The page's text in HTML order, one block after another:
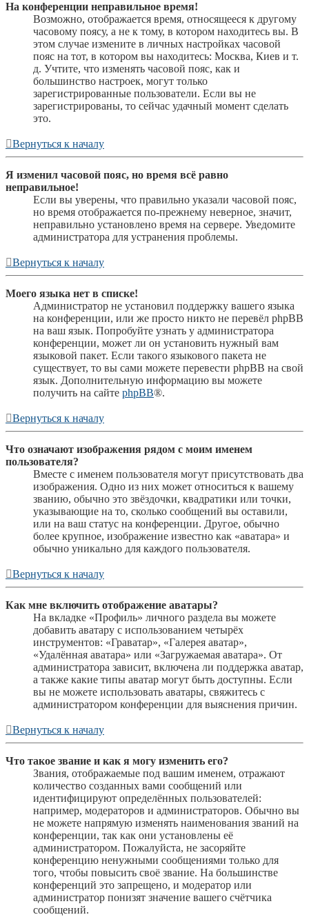
На конференции неправильное время!
Возможно, отображается время, относящееся к другому
часовому поясу, а не к тому, в котором находитесь вы. В
этом случае измените в личных настройках часовой
пояс на тот, в котором вы находитесь: Москва, Киев и т.
д. Учтите, что изменять часовой пояс, как и
большинство настроек, могут только
зарегистрированные пользователи. Если вы не
зарегистрированы, то сейчас удачный момент сделать
это.
Вернуться к началу
Я изменил часовой пояс, но время всё равно
неправильное!
Если вы уверены, что правильно указали часовой пояс,
но время отображается по-прежнему неверное, значит,
неправильно установлено время на сервере. Уведомите
администратора для устранения проблемы.
Вернуться к началу
Моего языка нет в списке!
Администратор не установил поддержку вашего языка
на конференции, или же просто никто не перевёл phpBB
на ваш язык. Попробуйте узнать у администратора
конференции, может ли он установить нужный вам
языковой пакет. Если такого языкового пакета не
существует, то вы сами можете перевести phpBB на свой
язык. Дополнительную информацию вы можете
получить на сайте phpBB®.
Вернуться к началу
Что означают изображения рядом с моим именем
пользователя?
Вместе с именем пользователя могут присутствовать два
изображения. Одно из них может относиться к вашему
званию, обычно это звёздочки, квадратики или точки,
указывающие на то, сколько сообщений вы оставили,
или на ваш статус на конференции. Другое, обычно
более крупное, изображение известно как «аватара» и
обычно уникально для каждого пользователя.
Вернуться к началу
Как мне включить отображение аватары?
На вкладке «Профиль» личного раздела вы можете
добавить аватару с использованием четырёх
инструментов: «Граватар», «Галерея аватар»,
«Удалённая аватара» или «Загружаемая аватара». От
администратора зависит, включена ли поддержка аватар,
а также какие типы аватар могут быть доступны. Если
вы не можете использовать аватары, свяжитесь с
администратором конференции для выяснения причин.
Вернуться к началу
Что такое звание и как я могу изменить его?
Звания, отображаемые под вашим именем, отражают
количество созданных вами сообщений или
идентифицируют определённых пользователей:
например, модераторов и администраторов. Обычно вы
не можете напрямую изменять наименования званий на
конференции, так как они установлены её
администратором. Пожалуйста, не засоряйте
конференцию ненужными сообщениями только для
того, чтобы повысить своё звание. На большинстве
конференций это запрещено, и модератор или
администратор понизят значение вашего счётчика
сообщений.